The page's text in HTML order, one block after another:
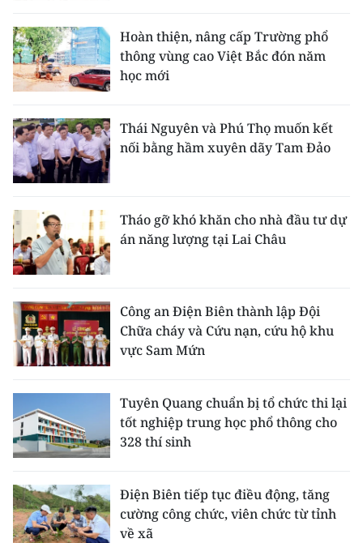
Hoàn thiện, nâng cấp Trường phổ
thông vùng cao Việt Bắc đón năm
học mới
Thái Nguyên và Phú Thọ muốn kết
nối bằng hầm xuyên dãy Tam Đảo
Tháo gỡ khó khăn cho nhà đầu tư dự
án năng lượng tại Lai Châu
Công an Điện Biên thành lập Đội
Chữa cháy và Cứu nạn, cứu hộ khu
vực Sam Mứn
Tuyên Quang chuẩn bị tổ chức thi lại
tốt nghiệp trung học phổ thông cho
328 thí sinh
Điện Biên tiếp tục điều động, tăng
cường công chức, viên chức từ tỉnh
về xã